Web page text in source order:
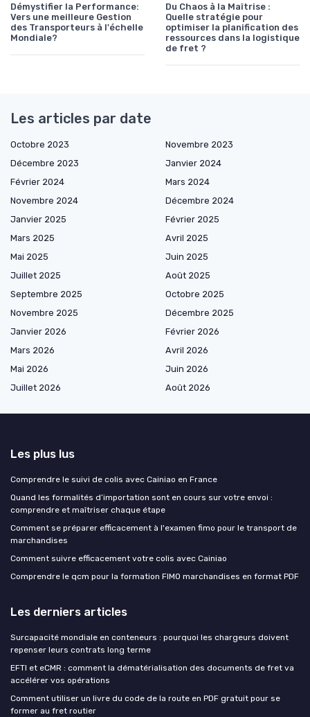
Démystifier la Performance:
Vers une meilleure Gestion
des Transporteurs à l'échelle
Mondiale?
Du Chaos à la Maîtrise :
Quelle stratégie pour
optimiser la planification des
ressources dans la logistique
de fret ?
Les articles par date
Octobre 2023
Novembre 2023
Décembre 2023
Janvier 2024
Février 2024
Mars 2024
Novembre 2024
Décembre 2024
Janvier 2025
Février 2025
Mars 2025
Avril 2025
Mai 2025
Juin 2025
Juillet 2025
Août 2025
Septembre 2025
Octobre 2025
Novembre 2025
Décembre 2025
Janvier 2026
Février 2026
Mars 2026
Avril 2026
Mai 2026
Juin 2026
Juillet 2026
Août 2026
Les plus lus
Comprendre le suivi de colis avec Cainiao en France
Quand les formalités d’importation sont en cours sur votre envoi :
comprendre et maîtriser chaque étape
Comment se préparer efficacement à l'examen fimo pour le transport de
marchandises
Comment suivre efficacement votre colis avec Cainiao
Comprendre le qcm pour la formation FIMO marchandises en format PDF
Les derniers articles
Surcapacité mondiale en conteneurs : pourquoi les chargeurs doivent
repenser leurs contrats long terme
EFTI et eCMR : comment la dématérialisation des documents de fret va
accélérer vos opérations
Comment utiliser un livre du code de la route en PDF gratuit pour se
former au fret routier